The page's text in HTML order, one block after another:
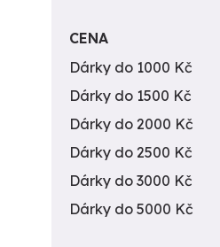
CENA
Dárky do 1000 Kč
Dárky do 1500 Kč
Dárky do 2000 Kč
Dárky do 2500 Kč
Dárky do 3000 Kč
Dárky do 5000 Kč